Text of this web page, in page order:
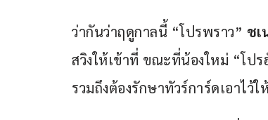
ว่ากันว่าฤดูกาลนี้ “โปรพราว” ชเ
สวิงให้เข้าที่ ขณะที่น้องใหม่ “โปร
รวมถึงต้องรักษาทัวร์การ์ดเอาไว้ใ